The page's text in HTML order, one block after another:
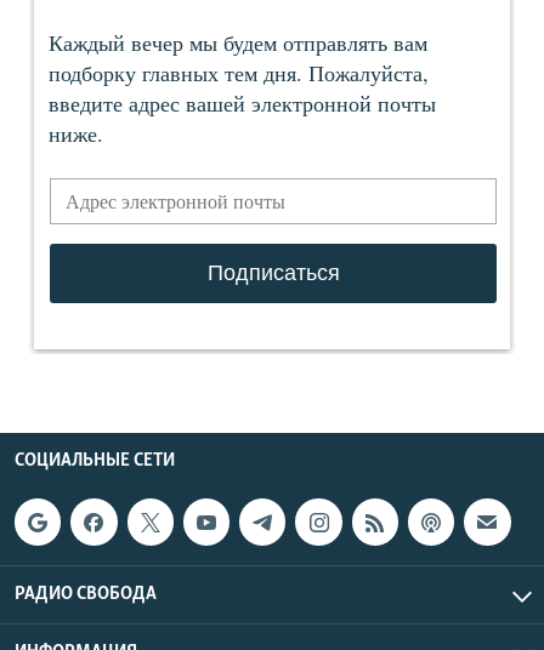
СОЦИАЛЬНЫЕ СЕТИ
РАДИО СВОБОДА